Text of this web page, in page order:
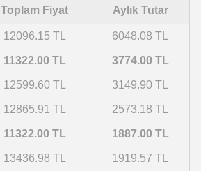
Toplam Fiyat Aylık Tutar
12096.15 TL 6048.08 TL
11322.00 TL 3774.00 TL
12599.60 TL 3149.90 TL
12865.91 TL 2573.18 TL
11322.00 TL 1887.00 TL
13436.98 TL 1919.57 TL